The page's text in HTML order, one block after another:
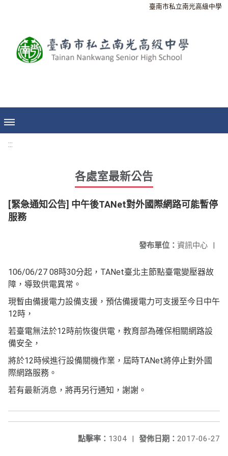
臺南市私立南光高級中學
:::
各處室最新公告
[緊急通知公告] 中午後TANet對外國際網路可能暫停
服務
發布單位： 資訊中心 |
106/06/27 08時30分起，TANet臺北主節點臺電變壓器故
障， 導致供電異常。
現暫由備援電力設備支援，預估備援電力可支援至今日中午
12時，
若臺電無法於12時前恢復供電，教育部為確保相關網路設
備安全，
將於12時候進行設備關機作業，屆時TANet將停止對外國
際網路服務。
若有最新消息，將再另行通知，謝謝。
發佈日期： 2017-06-27
點擊率： 1304 |